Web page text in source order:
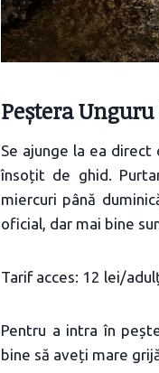
Peștera
Se ajunge la ea direct
însoțit de ghid.
miercuri până
oficial, dar mai bine
Tarif acces: 12 lei/
Pentru a intra în
bine să aveți mare